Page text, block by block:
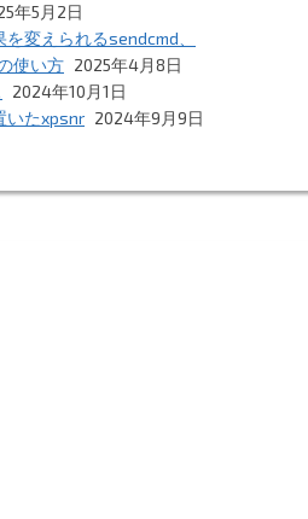
年5月2日
変えられるsendcmd、
使い方 2025年4月8日
2024年10月1日
いたxpsnr 2024年9月9日